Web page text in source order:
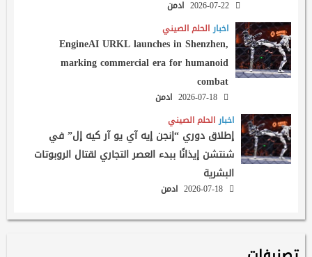
ادمن
اخبار الحلم الصيني
EngineAI URKL launches in Shenzhen,
marking commercial era for humanoid
combat
2026-07-18
ادمن
اخبار الحلم الصيني
إطلاق دوري “إنجن إيه آي يو آر كيه إل” في
شنتشن إيذانًا ببدء العصر التجاري لقتال الروبوتات
البشرية
ادمن